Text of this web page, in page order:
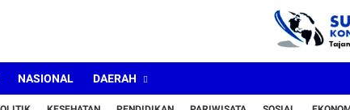
NASIONAL DAERAH